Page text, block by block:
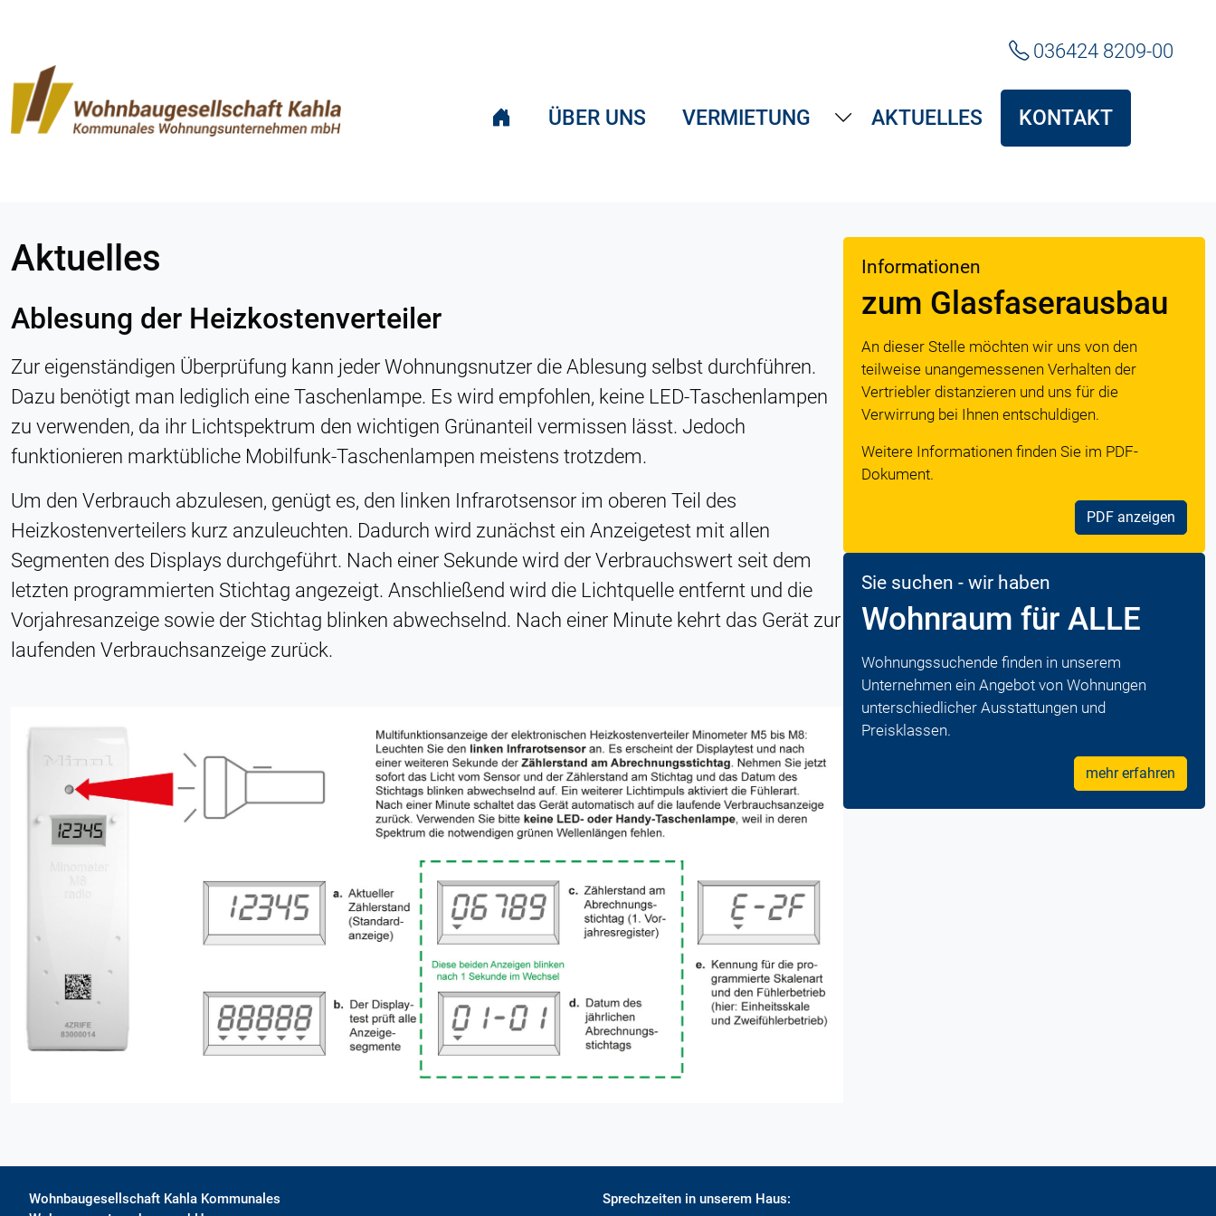
036424 8209-00
ÜBER UNS VERMIETUNG AKTUELLES KONTAKT
Aktuelles
Ablesung der Heizkostenverteiler
Zur eigenständigen Überprüfung kann jeder Wohnungsnutzer die Ablesung selbst durchführen.
Dazu benötigt man lediglich eine Taschenlampe. Es wird empfohlen, keine LED-Taschenlampen
zu verwenden, da ihr Lichtspektrum den wichtigen Grünanteil vermissen lässt. Jedoch
funktionieren marktübliche Mobilfunk-Taschenlampen meistens trotzdem.
Um den Verbrauch abzulesen, genügt es, den linken Infrarotsensor im oberen Teil des
Heizkostenverteilers kurz anzuleuchten. Dadurch wird zunächst ein Anzeigetest mit allen
Segmenten des Displays durchgeführt. Nach einer Sekunde wird der Verbrauchswert seit dem
letzten programmierten Stichtag angezeigt. Anschließend wird die Lichtquelle entfernt und die
Vorjahresanzeige sowie der Stichtag blinken abwechselnd. Nach einer Minute kehrt das Gerät zur
laufenden Verbrauchsanzeige zurück.
Informationen
zum Glasfaserausbau
An dieser Stelle möchten wir uns von den
teilweise unangemessenen Verhalten der
Vertriebler distanzieren und uns für die
Verwirrung bei Ihnen entschuldigen.
Weitere Informationen finden Sie im PDF-
Dokument.
PDF anzeigen
Sie suchen - wir haben
Wohnraum für ALLE
Wohnungssuchende finden in unserem
Unternehmen ein Angebot von Wohnungen
unterschiedlicher Ausstattungen und
Preisklassen.
mehr erfahren
Wohnbaugesellschaft Kahla Kommunales
Sprechzeiten in unserem Haus: